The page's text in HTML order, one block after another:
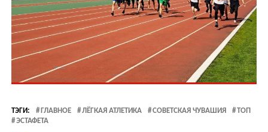
ТЭГИ: ГЛАВНОЕ ЛЁГКАЯ АТЛЕТИКА СОВЕТСКАЯ ЧУВАШИЯ
ТОП
ЭСТАФЕТА